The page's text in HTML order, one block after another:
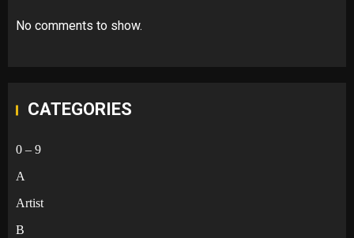
No comments to show.
CATEGORIES
0 – 9
A
Artist
B